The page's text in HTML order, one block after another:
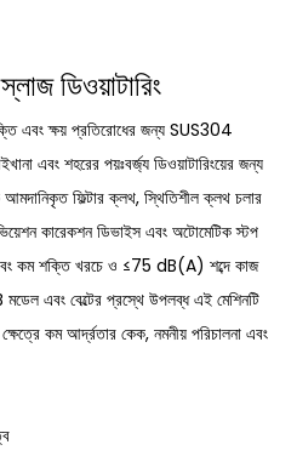
ডিওয়াটারিং
এবং ক্ষয় প্রতিরোধের জন্য SUS304
এবং শহরের পয়ঃবর্জ্য ডিওয়াটারিংয়ের জন্য
ফিল্টার ক্লথ, স্থিতিশীল ক্লথ চলার
কারেকশন ডিভাইস এবং অটোমেটিক স্টপ
এবং কম শক্তি খরচে ও ≤75 dB(A) শব্দে কাজ
এবং বেল্টের প্রস্থে উপলব্ধ এই মেশিনটি
কম আর্দ্রতার কেক, নমনীয় পরিচালনা এবং